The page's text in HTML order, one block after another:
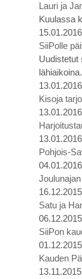
Lauri ja
Kuulassa
15.01.2016
SiiPolle
Uudistetut
lähiaikoina.
13.01.2016
Kisoja
13.01.2016
13.01.2016
Pohjois-
04.01.2016
16.12.2015
Satu ja
06.12.2015
SiiPon
01.12.2015
Kauden
13.11.2015